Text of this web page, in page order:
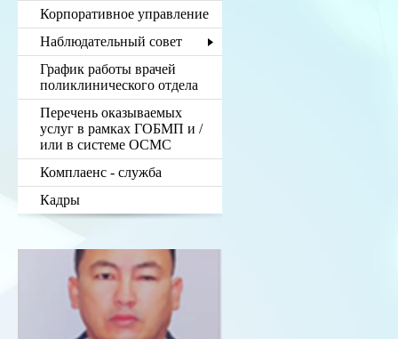
Корпоративное управление
Наблюдательный совет
График работы врачей
поликлинического отдела
Перечень оказываемых
услуг в рамках ГОБМП и /
или в системе ОСМС
Комплаенс - служба
Кадры